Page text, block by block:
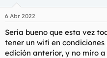
e
:
6 Abr 2022
Sería bueno que esta vez
tener un wifi en
edición anterior, y no miro